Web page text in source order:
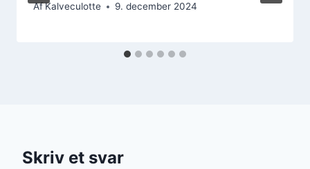
AfKalveculotte 9. december 2024
Skriv et svar